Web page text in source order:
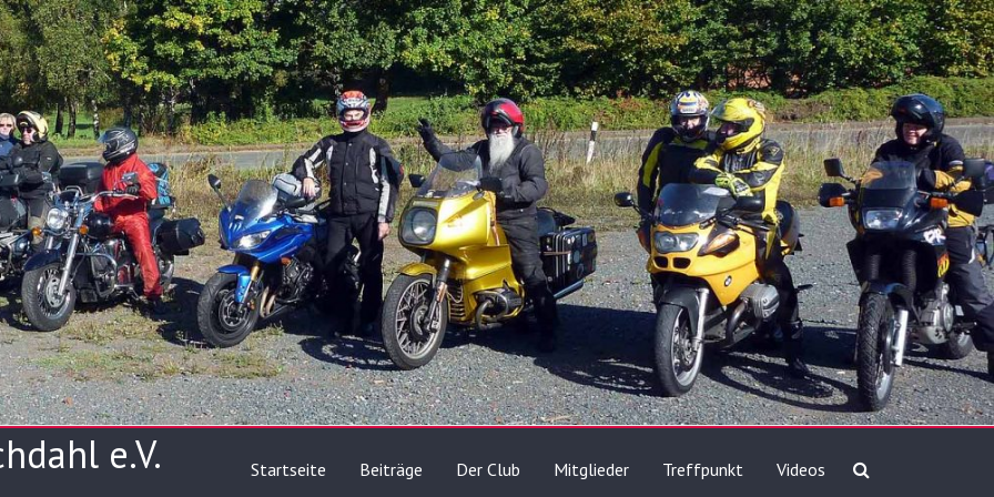
e.V. Startseite Beiträge Der Club Mitglieder Treffpunkt Videos